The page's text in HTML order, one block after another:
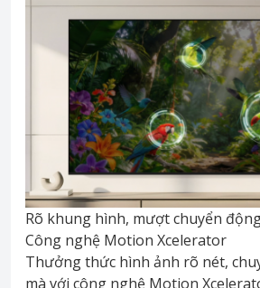
Rõ khung hình, mượt chuyển
Công nghệ Motion Xcelerator
Thưởng thức hình ảnh rõ nét,
mà với công nghệ Motion